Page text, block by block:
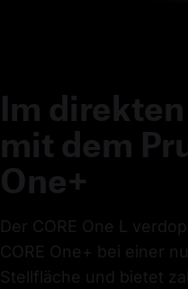
Im
mit dem
One+
Der CORE One L
CORE One+ bei einer
Stellfläche und bietet